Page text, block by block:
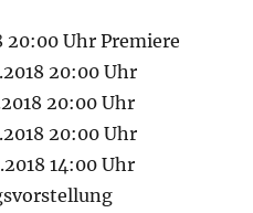
20:00 Uhr Premiere
20:00 Uhr
20:00 Uhr
20:00 Uhr
14:00 Uhr